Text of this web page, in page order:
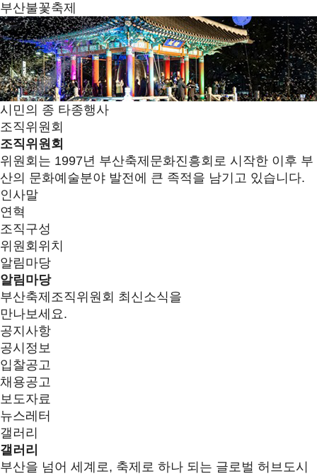
부산불꽃축제
시민의 종 타종행사
조직위원회
조직위원회
위원회는 1997년 부산축제문화진흥회로 시작한 이후 부
산의 문화예술분야 발전에 큰 족적을 남기고 있습니다.
인사말
연혁
조직구성
위원회위치
알림마당
알림마당
부산축제조직위원회 최신소식을
만나보세요.
공지사항
공시정보
입찰공고
채용공고
보도자료
뉴스레터
갤러리
갤러리
부산을 넘어 세계로, 축제로 하나 되는 글로벌 허브도시